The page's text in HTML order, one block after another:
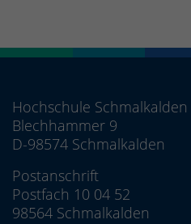
Hochschule Schmalkalden
Blechhammer 9
D-98574 Schmalkalden
Postanschrift
Postfach 10 04 52
98564 Schmalkalden